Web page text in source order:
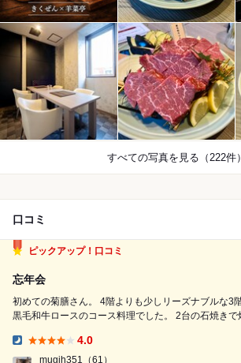
すべての写真を見る（222件）
口コミ
ピックアップ！口コミ
忘年会
初めての菊膳さん。 4階よりも少しリーズナブルな3階の石焼き。 今回は
黒毛和牛ロースのコース料理でした。 2台の石焼きで焼く仕様なんです
ったのか30分以上飲み物とサラダのみ… コースで予約したよね？ もしか
して全員...
4.0
mugih351 （61）